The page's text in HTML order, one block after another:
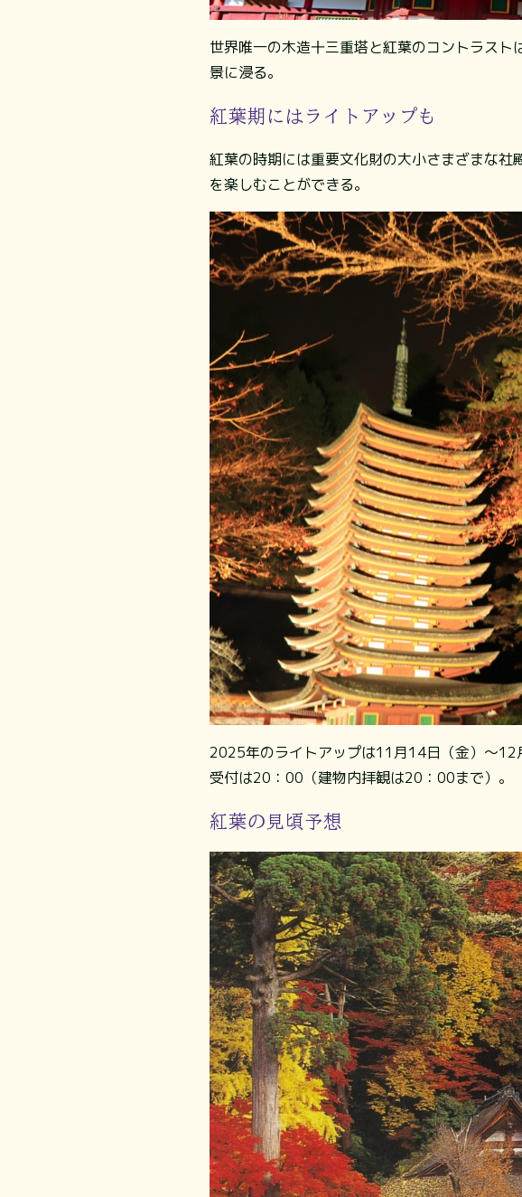
世界唯一の木造十三重塔と紅葉のコントラス
景に浸る。
紅葉期にはライトアップも
紅葉の時期には重要文化財の大小さまざまな
を楽しむことができる。
2025年のライトアップは11月14日（金）～
受付は20：00（建物内拝観は20：00まで）。
紅葉の見頃予想